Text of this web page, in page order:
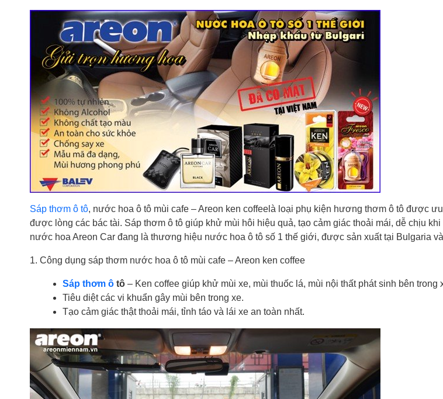
Sáp thơm ô tô, nước hoa ô tô mùi cafe – Areon ken coffeelà loại phụ kiện hương thơm ô tô được
được lòng các bác tài. Sáp thơm ô tô giúp khử mùi hôi hiệu quả, tạo cảm giác thoải mái, dễ chịu
nước hoa Areon Car đang là thương hiệu nước hoa ô tô số 1 thế giới, được sản xuất tại Bulgaria
1. Công dụng sáp thơm nước hoa ô tô mùi cafe – Areon ken coffee
Sáp thơm ô tô – Ken coffee giúp khử mùi xe, mùi thuốc lá, mùi nội thất phát sinh bên trong
Tiêu diệt các vi khuẩn gây mùi bên trong xe.
Tạo cảm giác thật thoải mái, tỉnh táo và lái xe an toàn nhất.